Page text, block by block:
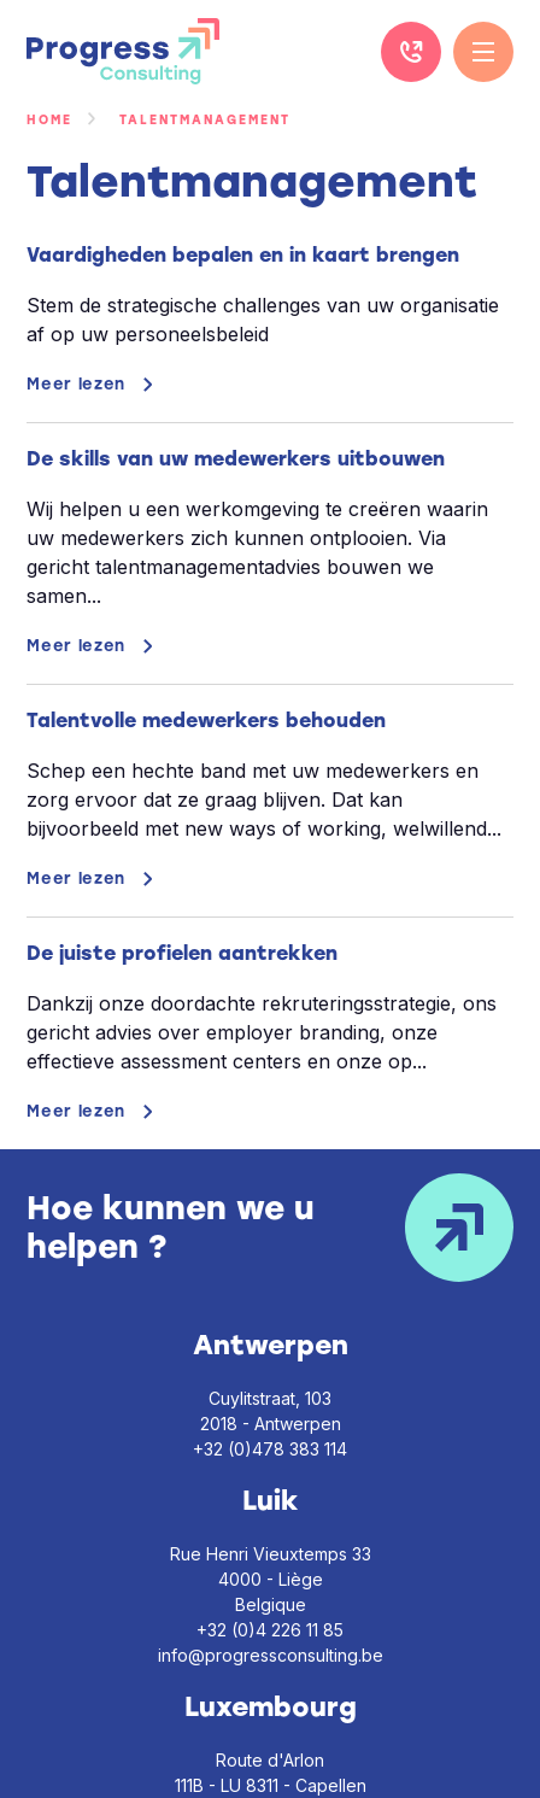
naar
HOME TALENTMANAGEMENT
Talentmanagement
Vaardigheden bepalen en in kaart brengen
Stem de strategische challenges van uw organisatie
af op uw personeelsbeleid
Meer lezen
De skills van uw medewerkers uitbouwen
Wij helpen u een werkomgeving te creëren waarin
uw medewerkers zich kunnen ontplooien. Via
gericht talentmanagementadvies bouwen we
samen...
Meer lezen
Talentvolle medewerkers behouden
Schep een hechte band met uw medewerkers en
zorg ervoor dat ze graag blijven. Dat kan
bijvoorbeeld met new ways of working, welwillend...
Meer lezen
De juiste profielen aantrekken
Dankzij onze doordachte rekruteringsstrategie, ons
gericht advies over employer branding, onze
effectieve assessment centers en onze op...
Meer lezen
Hoe kunnen we u
helpen ?
Antwerpen
Cuylitstraat, 103
2018 - Antwerpen
+32 (0)478 383 114
Luik
Rue Henri Vieuxtemps 33
4000 - Liège
Belgique
+32 (0)4 226 11 85
info@progressconsulting.be
Luxembourg
Route d'Arlon
111B - LU 8311 - Capellen